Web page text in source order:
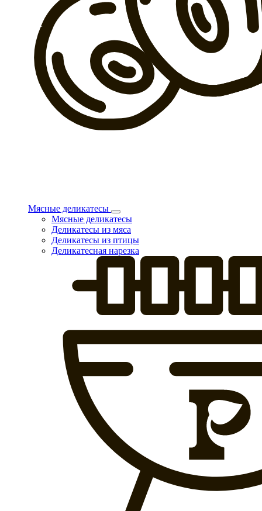
Мясные деликатесы
Мясные деликатесы
Деликатесы из мяса
Деликатесы из птицы
Деликатесная нарезка